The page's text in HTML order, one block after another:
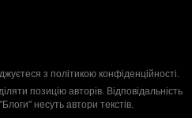
з політикою конфіденційності.
позицію авторів. Відповідальність
несуть автори текстів.